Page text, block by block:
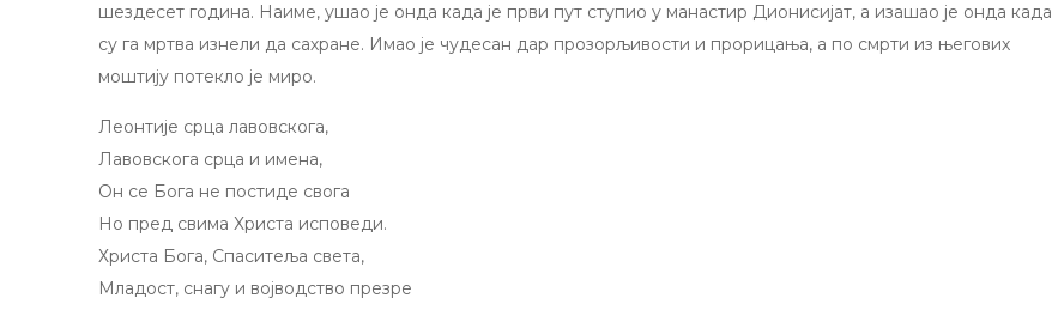
шездесет година. Наиме, ушао је онда када је први пут ступио у манастир Дионисијат, а изашао је онда када
су га мртва изнели да сахране. Имао је чудесан дар прозорљивости и прорицања, а по смрти из његових
моштију потекло је миро.
Леонтије срца лавовскога,
Лавовскога срца и имена,
Он се Бога не постиде свога
Но пред свима Христа исповеди.
Христа Бога, Спаситеља света,
Младост, cнaгу и војводство презре